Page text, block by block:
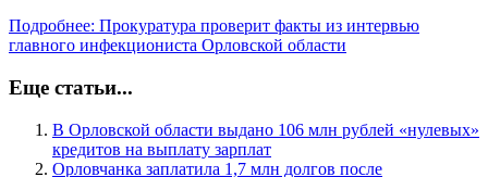
Подробнее: Прокуратура проверит факты из интервью
главного инфекциониста Орловской области
Еще статьи...
В Орловской области выдано 106 млн рублей «нулевых»
кредитов на выплату зарплат
Орловчанка заплатила 1,7 млн долгов после